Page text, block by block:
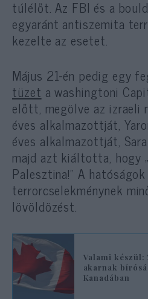
túlélőt. Az FBI és a
egyaránt antiszemita
kezelte az esetet.
Május 21-én pedig egy
tüzet a washingtoni
előtt, megölve az izraeli
éves alkalmazottját,
éves alkalmazottját,
majd azt kiáltotta, hogy
Palesztina!” A
terrorcselekménynek
lövöldözést.
Valami készül:
akarnak
Kanadában